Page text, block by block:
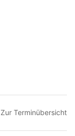
Zur Terminübersicht